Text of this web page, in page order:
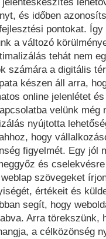
és időben
pontokat.
a változó
tehát nem
számára a digitális
készen áll arra,
online jelenlétet
velünk
nyújtotta
hogy
figyelmét. Egy jól
és
szövegeket
értékeit és
segít, hogy
Arra törekszünk,
a célközönség